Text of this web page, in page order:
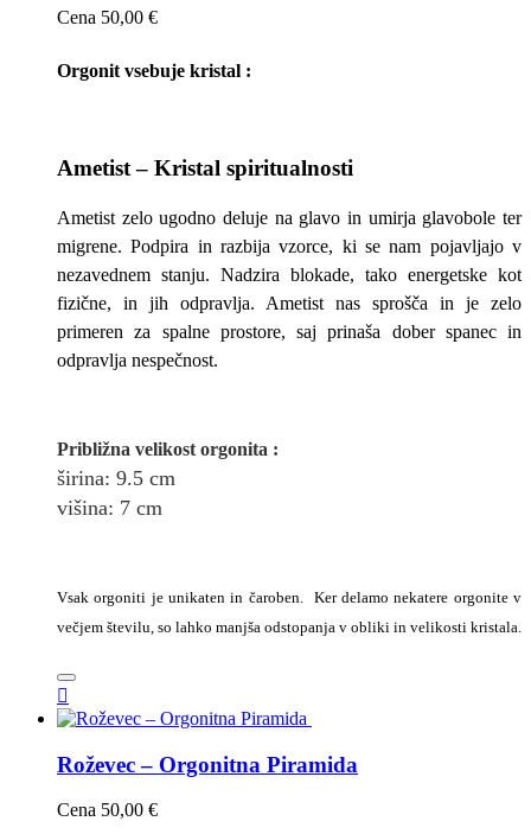
Cena 50,00 €
Orgonit vsebuje kristal :
Ametist – Kristal spiritualnosti
Ametist zelo ugodno deluje na glavo in umirja glavobole ter
migrene. Podpira in razbija vzorce, ki se nam pojavljajo v
nezavednem stanju. Nadzira blokade, tako energetske kot
fizične, in jih odpravlja. Ametist nas sprošča in je zelo
primeren za spalne prostore, saj prinaša dober spanec in
odpravlja nespečnost.
Približna velikost orgonita :
širina: 9.5 cm
višina: 7 cm
Vsak orgoniti je unikaten in čaroben. Ker delamo nekatere orgonite v
večjem številu, so lahko manjša odstopanja v obliki in velikosti kristala.

Roževec – Orgonitna Piramida
Cena 50,00 €